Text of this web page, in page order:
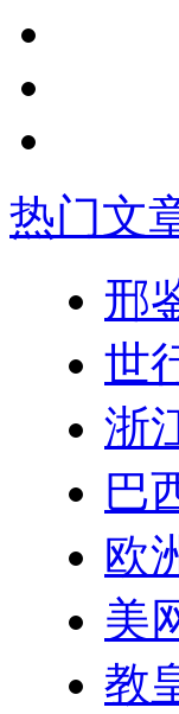
热门文
邢
世
浙
巴
欧
美
教